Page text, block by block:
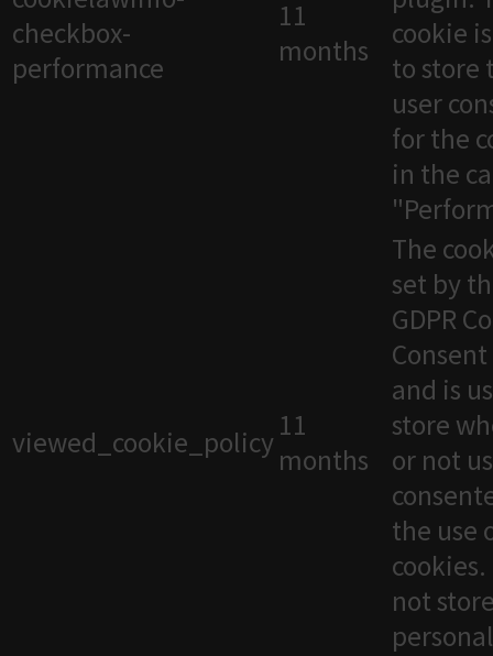
checkbox-
performance
11
months
cookie
to store
user
for the
in the
viewed_cookie_policy 11
months
The
set by
GDPR
and is
store
or not
the use
not